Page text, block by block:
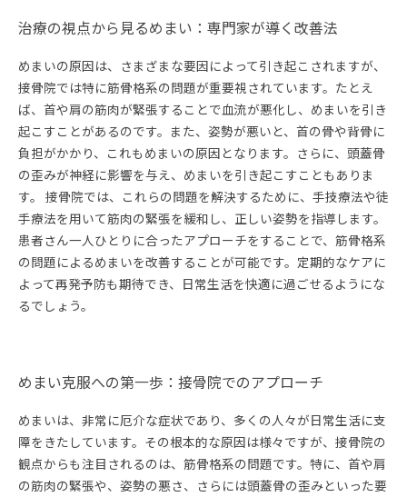
治療の視点から見るめまい：専門家が導く改善法
めまいの原因は、さまざまな要因によって引き起こされますが、
接骨院では特に筋骨格系の問題が重要視されています。たとえ
ば、首や肩の筋肉が緊張することで血流が悪化し、めまいを引き
起こすことがあるのです。また、姿勢が悪いと、首の骨や背骨に
負担がかかり、これもめまいの原因となります。さらに、頭蓋骨
の歪みが神経に影響を与え、めまいを引き起こすこともありま
す。 接骨院では、これらの問題を解決するために、手技療法や徒
手療法を用いて筋肉の緊張を緩和し、正しい姿勢を指導します。
患者さん一人ひとりに合ったアプローチをすることで、筋骨格系
の問題によるめまいを改善することが可能です。定期的なケアに
よって再発予防も期待でき、日常生活を快適に過ごせるようにな
るでしょう。
めまい克服への第一歩：接骨院でのアプローチ
めまいは、非常に厄介な症状であり、多くの人々が日常生活に支
障をきたしています。その根本的な原因は様々ですが、接骨院の
観点からも注目されるのは、筋骨格系の問題です。特に、首や肩
の筋肉の緊張や、姿勢の悪さ、さらには頭蓋骨の歪みといった要